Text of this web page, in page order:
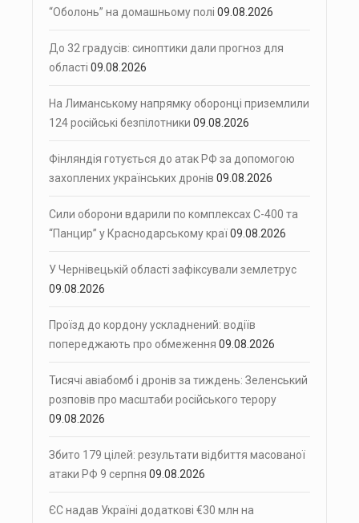
“Оболонь” на домашньому полі 09.08.2026
До 32 градусів: синоптики дали прогноз для
області 09.08.2026
На Лиманському напрямку оборонці приземлили
124 російські безпілотники 09.08.2026
Фінляндія готується до атак РФ за допомогою
захоплених українських дронів 09.08.2026
Сили оборони вдарили по комплексах С-400 та
“Панцир” у Краснодарському краї09.08.2026
У Чернівецькій області зафіксували землетрус
09.08.2026
Проїзд до кордону ускладнений: водіїв
попереджають про обмеження 09.08.2026
Тисячі авіабомб і дронів за тиждень: Зеленський
розповів про масштаби російського терору
09.08.2026
Збито 179 цілей: результати відбиття масованої
атаки РФ 9 серпня 09.08.2026
ЄС надав Україні додаткові €30 млн на